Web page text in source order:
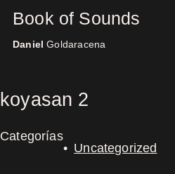
Book of Sounds
Daniel Goldaracena
koyasan 2
Categorías
Uncategorized